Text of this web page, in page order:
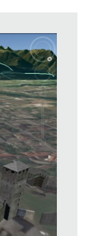
serie di ricordi
ogni
dell’India che
mai più a
mappa, Google
University di
Storia del
di Tolomeo,
Google Earth,
quella in cui
Storico al